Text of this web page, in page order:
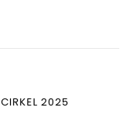
2025